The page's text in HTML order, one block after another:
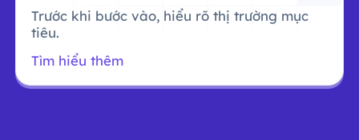
Trước khi bước vào, hiểu rõ thị trường mục
tiêu.
Tìm hiểu thêm